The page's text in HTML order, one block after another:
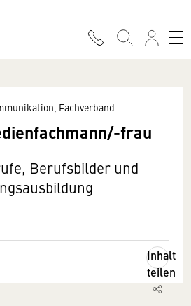
Fachverband
frau
Berufsbilder und
Inhalt
teilen